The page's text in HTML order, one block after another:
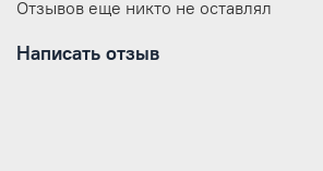
Отзывов еще никто не оставлял
Написать отзыв